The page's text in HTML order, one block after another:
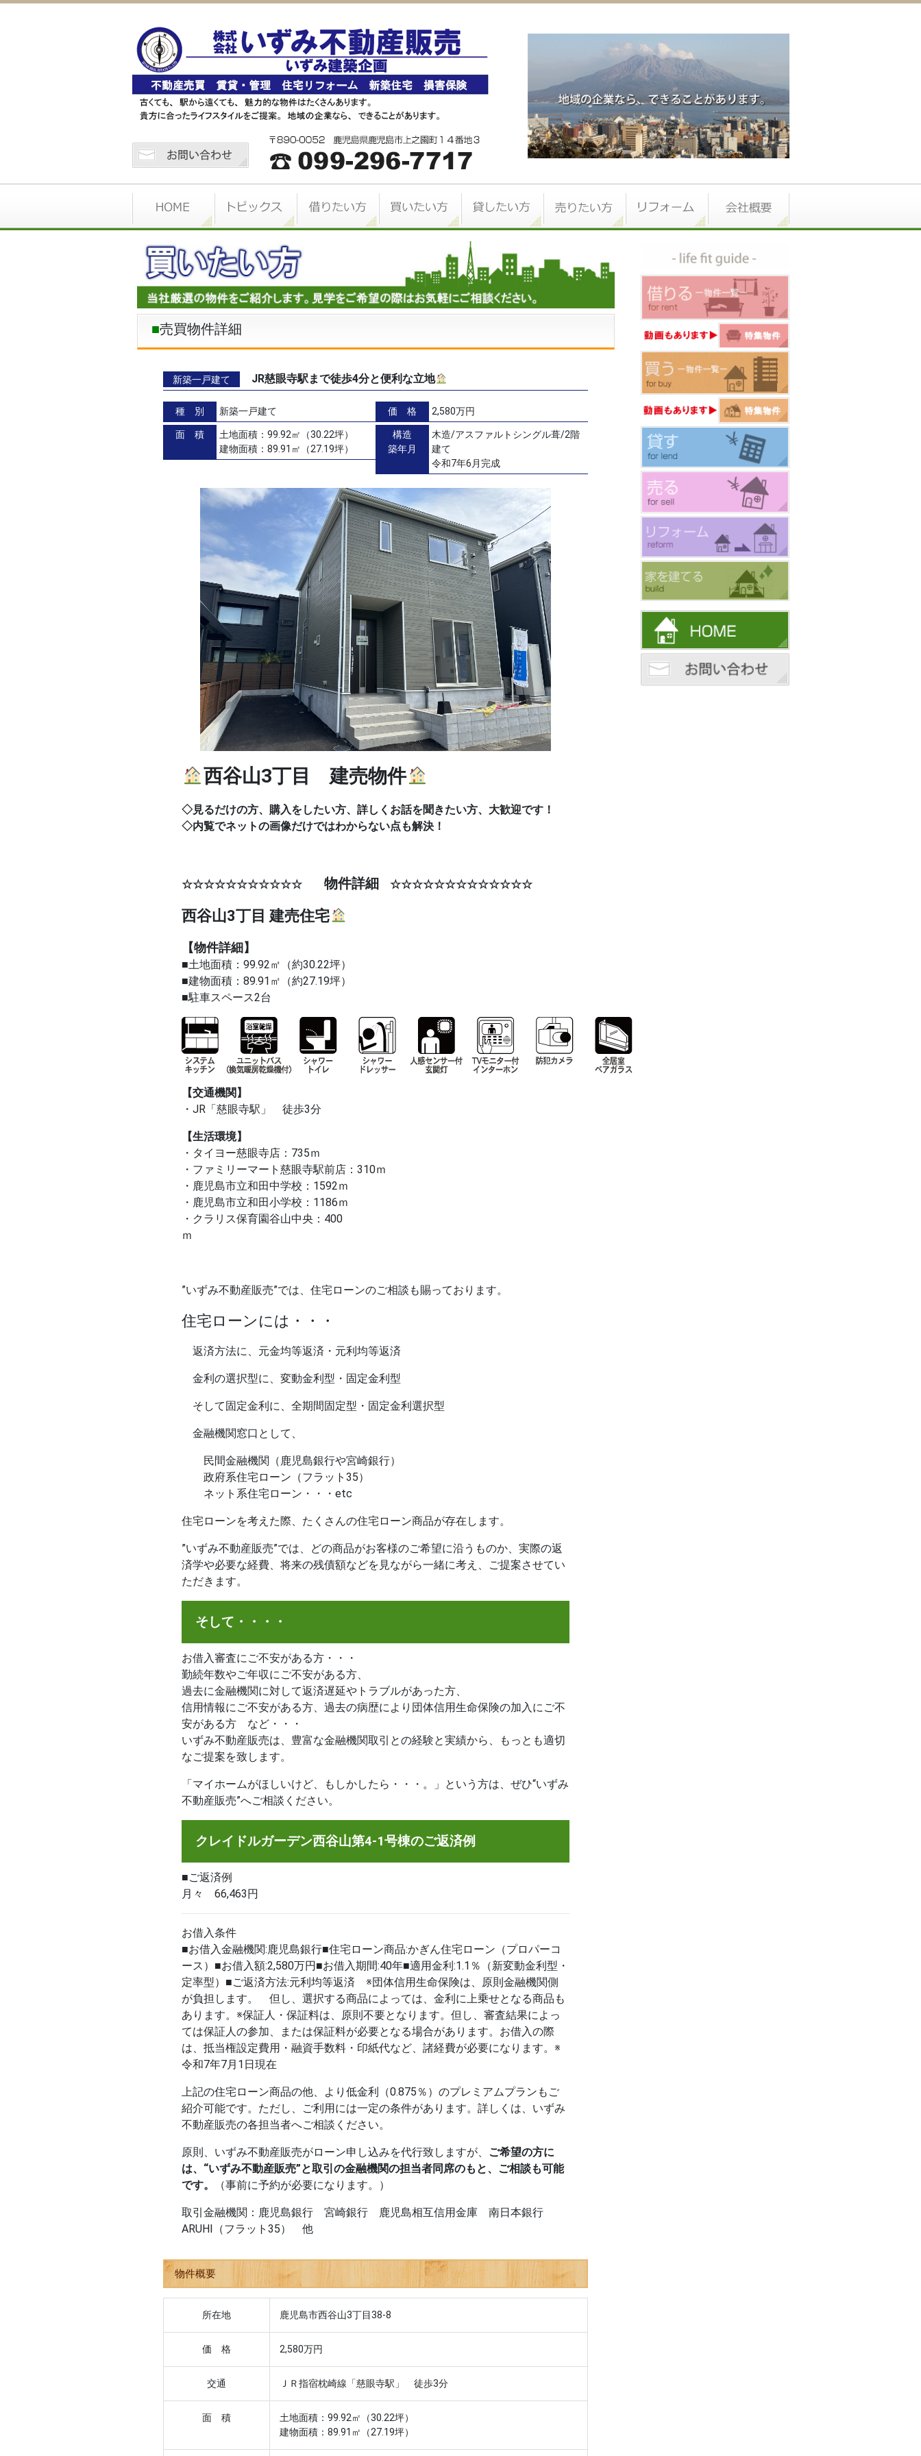
売買物件詳細
新築一戸建て JR慈眼寺駅まで徒歩4分と便利な立地
種 別 新築一戸建て 価 格 2,580万円
面 積
土地面積：99.92㎡（30.22坪）
建物面積：89.91㎡（27.19坪）
構造
築年月
木造/アスファルトシングル葺/2階
建て
令和7年6月完成
西谷山3丁目 建売物件
◇見るだけの方、購入をしたい方、詳しくお話を聞きたい方、大歓迎です！
◇内覧でネットの画像だけではわからない点も解決！
☆☆☆☆☆☆☆☆☆☆☆物件詳細 ☆☆☆☆☆☆☆☆☆☆☆☆☆
西谷山3丁目 建売住宅
【物件詳細】
■土地面積：99.92㎡（約30.22坪）
■建物面積：89.91㎡（約27.19坪）
■駐車スペース2台
【交通機関】
・JR「慈眼寺駅」 徒歩3分
【生活環境】
・タイヨー慈眼寺店：735ｍ
・ファミリーマート慈眼寺駅前店：310ｍ
・鹿児島市立和田中学校：1592ｍ
・鹿児島市立和田小学校：1186ｍ
・クラリス保育園谷山中央：400
ｍ
”いずみ不動産販売”では、住宅ローンのご相談も賜っております。
住宅ローンには・・・
返済方法に、元金均等返済・元利均等返済
金利の選択型に、変動金利型・固定金利型
そして固定金利に、全期間固定型・固定金利選択型
金融機関窓口として、
民間金融機関（鹿児島銀行や宮崎銀行）
政府系住宅ローン（フラット35）
ネット系住宅ローン・・・etc
住宅ローンを考えた際、たくさんの住宅ローン商品が存在します。
”いずみ不動産販売”では、どの商品がお客様のご希望に沿うものか、実際の返
済学や必要な経費、将来の残債額などを見ながら一緒に考え、ご提案させてい
ただきます。
そして・・・・
お借入審査にご不安がある方・・・
勤続年数やご年収にご不安がある方、
過去に金融機関に対して返済遅延やトラブルがあった方、
信用情報にご不安がある方、過去の病歴により団体信用生命保険の加入にご不
安がある方 など・・・
いずみ不動産販売は、豊富な金融機関取引との経験と実績から、もっとも適切
なご提案を致します。
「マイホームがほしいけど、もしかしたら・・・。」という方は、ぜひ“いずみ
不動産販売”へご相談ください。
クレイドルガーデン西谷山第4-1号棟のご返済例
■ご返済例
月々 66,463円
お借入条件
■お借入金融機関:鹿児島銀行■住宅ローン商品:かぎん住宅ローン（プロパーコ
ース）■お借入額:2,580万円■お借入期間:40年■適用金利:1.1％（新変動金利型・
定率型）■ご返済方法:元利均等返済 ※団体信用生命保険は、原則金融機関側
が負担します。 但し、選択する商品によっては、金利に上乗せとなる商品も
あります。※保証人・保証料は、原則不要となります。但し、審査結果によっ
ては保証人の参加、または保証料が必要となる場合があります。お借入の際
は、抵当権設定費用・融資手数料・印紙代など、諸経費が必要になります。※
令和7年7月1日現在
上記の住宅ローン商品の他、より低金利（0.875％）のプレミアムプランもご
紹介可能です。ただし、ご利用には一定の条件があります。詳しくは、いずみ
不動産販売の各担当者へご相談ください。
原則、いずみ不動産販売がローン申し込みを代行致しますが、 ご希望の方に
は、“いずみ不動産販売”と取引の金融機関の担当者同席のもと、ご相談も可能
です。
（事前に予約が必要になります。）
取引金融機関：鹿児島銀行 宮崎銀行 鹿児島相互信用金庫 南日本銀行
ARUHI（フラット35） 他
物件概要
所在地 鹿児島市西谷山3丁目38-8
価 格 2,580万円
交通 ＪＲ指宿枕崎線「慈眼寺駅」 徒歩3分
面 積
土地面積：99.92㎡（30.22坪）
建物面積：89.91㎡（27.19坪）